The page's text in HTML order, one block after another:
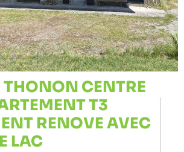
THONON CENTRE
T3
RENOVE AVEC
LAC